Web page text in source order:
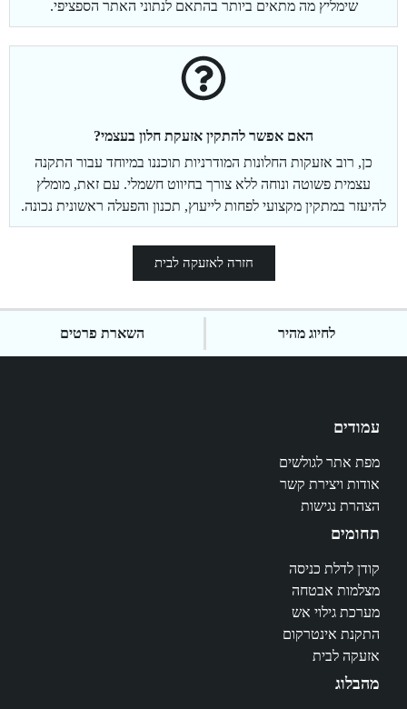
שימליץ מה מתאים ביותר בהתאם לנתוני האתר הספציפי.
האם אפשר להתקין אזעקת חלון בעצמי?
כן, רוב אזעקות החלונות המודרניות תוכננו במיוחד עבור התקנה
עצמית פשוטה ונוחה ללא צורך בחיווט חשמלי. עם זאת, מומלץ
להיעזר במתקין מקצועי לפחות לייעוץ, תכנון והפעלה ראשונית נכונה.
חזרה לאזעקה לבית
לחיוג מהיר השארת פרטים
עמודים
מפת אתר לגולשים
אודות ויצירת קשר
הצהרת נגישות
תחומים
קודן לדלת כניסה
מצלמות אבטחה
מערכת גילוי אש
התקנת אינטרקום
אזעקה לבית
מהבלוג